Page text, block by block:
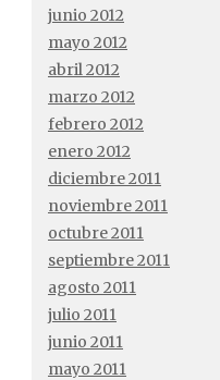
junio 2012
mayo 2012
abril 2012
marzo 2012
febrero 2012
enero 2012
diciembre 2011
noviembre 2011
octubre 2011
septiembre 2011
agosto 2011
julio 2011
junio 2011
mayo 2011